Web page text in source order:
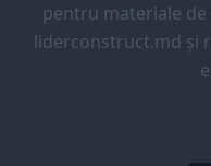
pentru materiale
liderconstruct.md și